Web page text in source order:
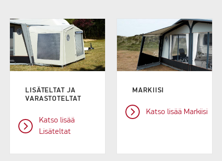
LISÄTELTAT JA
VARASTOTELTAT
Katso lisää
Lisäteltat
MARKIISI
Katso lisää Markiisi